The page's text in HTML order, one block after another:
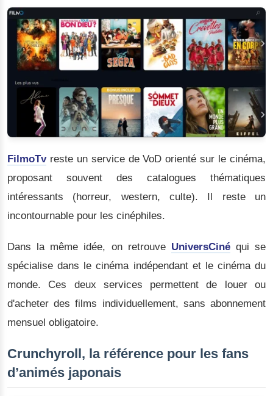
FilmoTvreste un service de VoD orienté sur le cinéma,
proposant souvent des catalogues thématiques
intéressants (horreur, western, culte). Il reste un
incontournable pour les cinéphiles.
Dans la même idée, on retrouve UniversCiné qui se
spécialise dans le cinéma indépendant et le cinéma du
monde. Ces deux services permettent de louer ou
d'acheter des films individuellement, sans abonnement
mensuel obligatoire.
Crunchyroll, la référence pour les fans
d’animés japonais